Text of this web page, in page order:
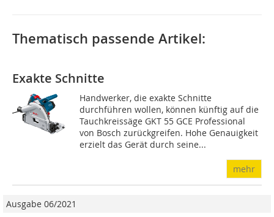
Thematisch passende Artikel:
Exakte Schnitte
Handwerker, die exakte Schnitte
durchführen wollen, können künftig auf die
Tauchkreissäge GKT 55 GCE Professional
von Bosch zurückgreifen. Hohe Genauigkeit
erzielt das Gerät durch seine...
mehr
Ausgabe 06/2021